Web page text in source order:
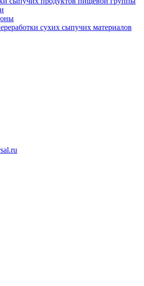
сухих сыпучих материалов